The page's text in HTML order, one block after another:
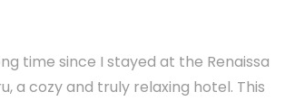
time since I stayed at the Renaissa
a cozy and truly relaxing hotel. This